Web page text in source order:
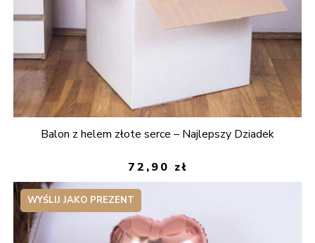
Balon z helem złote serce – Najlepszy Dziadek
72,90 zł
WYŚLIJ JAKO PREZENT